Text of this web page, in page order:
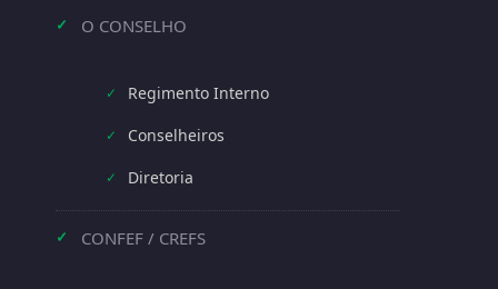
✓ O CONSELHO
✓ Regimento Interno
✓ Conselheiros
✓ Diretoria
✓ CONFEF / CREFS